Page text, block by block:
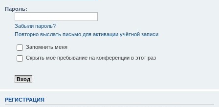
Пароль:
Забыли пароль?
Повторно выслать письмо для активации учётной записи
Запомнить меня
Скрыть моё пребывание на конференции в этот раз
РЕГИСТРАЦИЯ